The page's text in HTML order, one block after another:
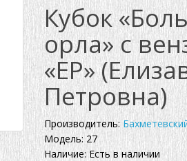
Кубок
орла» с
«EP»
Петровна)
Производитель:
Модель: 27
Наличие: Есть в наличии